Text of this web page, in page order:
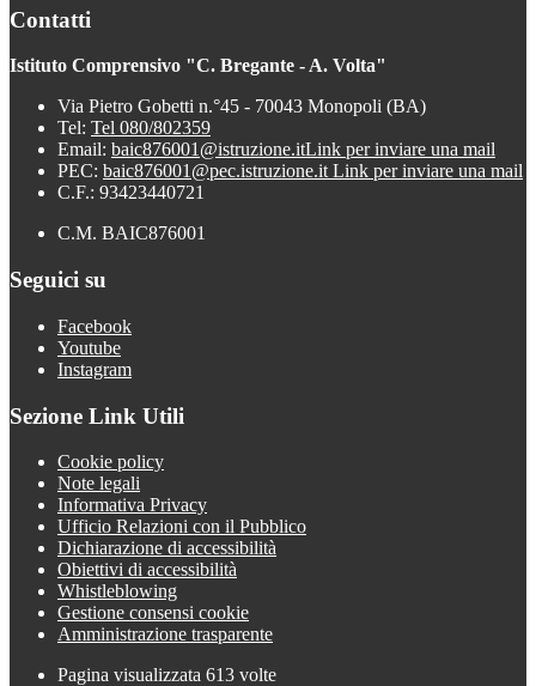
Contatti
Istituto Comprensivo "C. Bregante - A. Volta"
Via Pietro Gobetti n.°45 - 70043 Monopoli (BA)
Tel: Tel 080/802359
Email: baic876001@istruzione.itLink per inviare una mail
PEC: baic876001@pec.istruzione.it Link per inviare una mail
C.F.: 93423440721
C.M. BAIC876001
Seguici su
Facebook
Youtube
Instagram
Sezione Link Utili
Cookie policy
Note legali
Informativa Privacy
Ufficio Relazioni con il Pubblico
Dichiarazione di accessibilità
Obiettivi di accessibilità
Whistleblowing
Gestione consensi cookie
Amministrazione trasparente
Pagina visualizzata 613 volte